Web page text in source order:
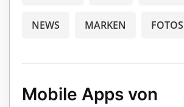
NEWS MARKEN
Mobile Apps von